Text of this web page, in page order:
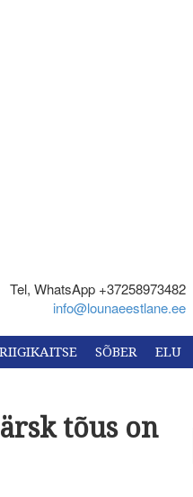
Tel, WhatsApp +37258973482‬
info@lounaeestlane.ee
RIIGIKAITSE SÕBER ELU
tõus on